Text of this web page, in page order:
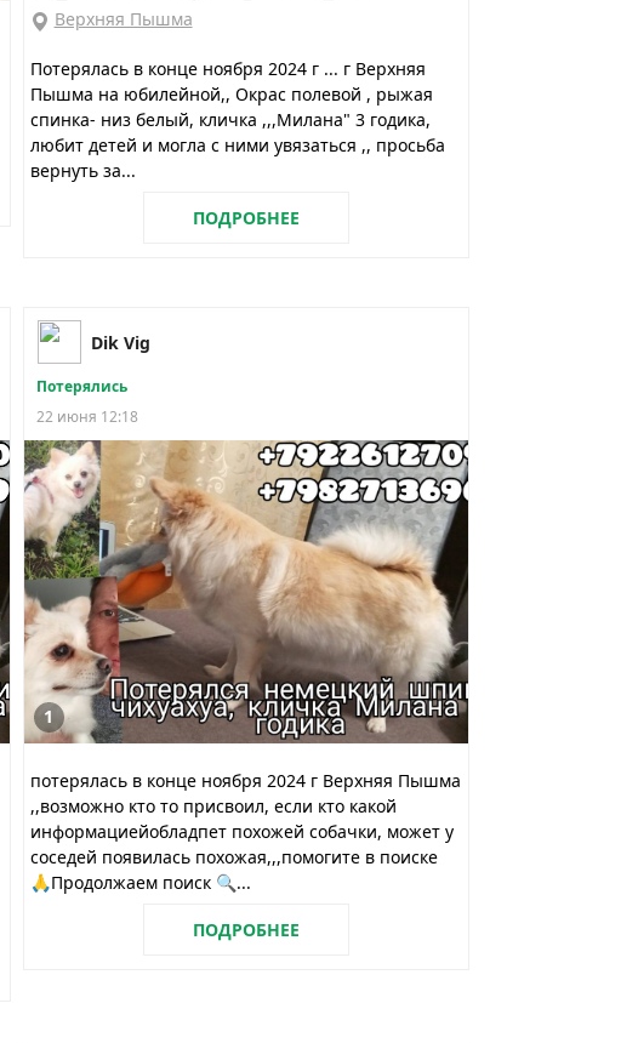
Верхняя Пышма
Потерялась в конце ноября 2024 г ... г Верхняя
Пышма на юбилейной,, Окрас полевой , рыжая
спинка- низ белый, кличка ,,,Милана" 3 годика,
любит детей и могла с ними увязаться ,, просьба
вернуть за...
ПОДРОБНЕЕ
Dik Vig
Потерялись
22 июня 12:18
1
потерялась в конце ноября 2024 г Верхняя Пышма
,,возможно кто то присвоил, если кто какой
информациейобладпет похожей собачки, может у
соседей появилась похожая,,,помогите в поиске
🙏Продолжаем поиск 🔍...
ПОДРОБНЕЕ